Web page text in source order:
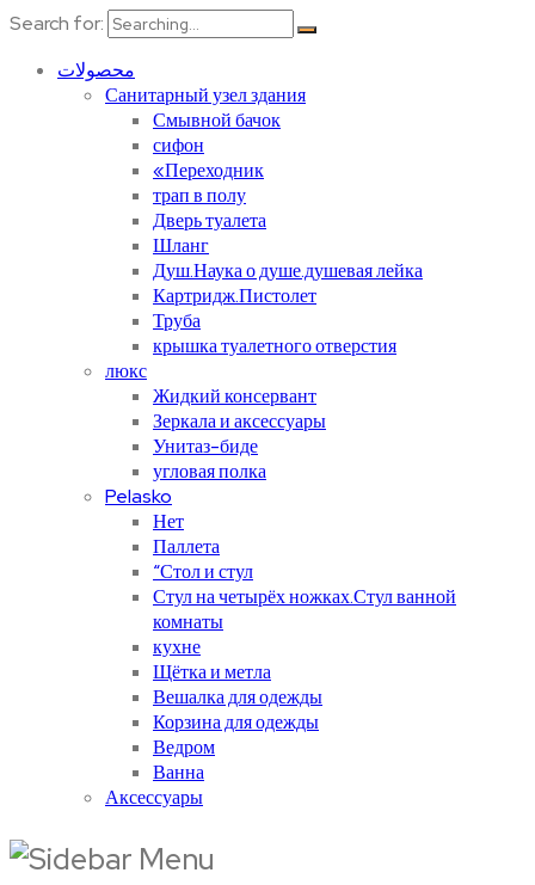
Search for:
محصولات
Санитарный узел здания
Смывной бачок
сифон
«Переходник
трап в полу
Дверь туалета
Шланг
Душ.Наука о душе.душевая лейка
Картридж.Пистолет
Труба
крышка туалетного отверстия
люкс
Жидкий консервант
Зеркала и аксессуары
Унитаз-биде
угловая полка
Pelasko
Нет
Паллета
“Стол и стул
Стул на четырёх ножках.Стул ванной
комнаты
кухне
Щётка и метла
Вешалка для одежды
Корзина для одежды
Ведром
Ванна
Аксессуары